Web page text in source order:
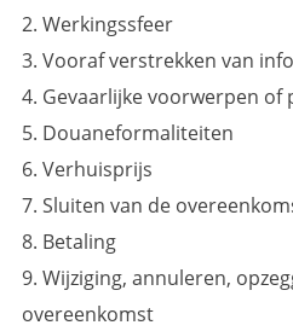
2. Werkingssfeer
3. Vooraf verstrekken van
4. Gevaarlijke voorwerpen of
5. Douaneformaliteiten
6. Verhuisprijs
7. Sluiten van de
8. Betaling
9. Wijziging, annuleren,
overeenkomst